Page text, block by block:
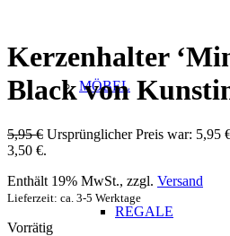
MÖBEL
REGALE
Kerzenhalter
Black von
5,95€ Ursprünglicher Preis war: 5,95
3,50 €.
Enthält 19% MwSt., zzgl. Versand
Lieferzeit: ca. 3-5 Werktage
Vorrätig